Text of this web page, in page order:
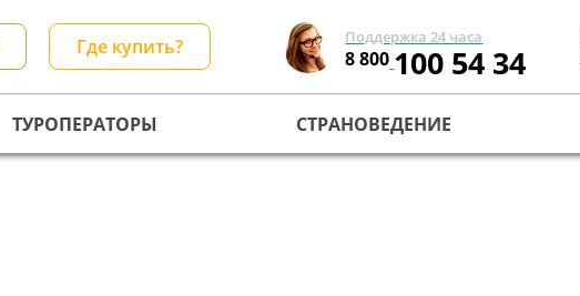
Где купить? Поддержка 24 часа
8 800100 54 34
ТУРОПЕРАТОРЫ СТРАНОВЕДЕНИЕ